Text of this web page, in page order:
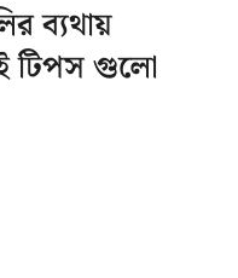
ব্যথায়
টিপস গুলো